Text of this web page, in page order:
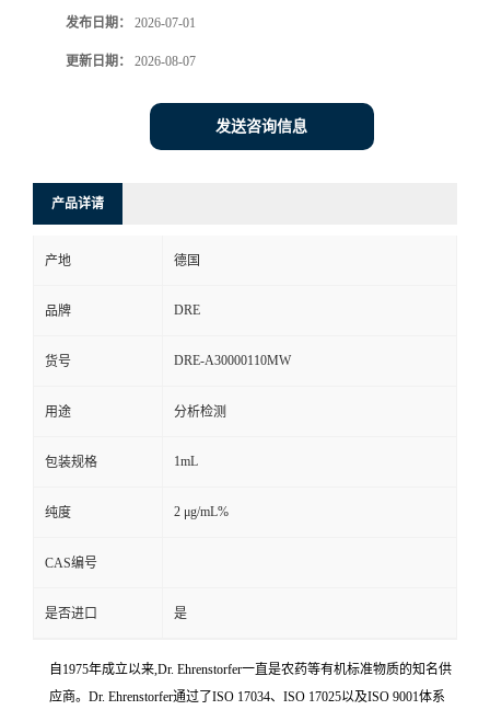
发布日期： 2026-07-01
更新日期： 2026-08-07
发送咨询信息
产品详请
产地 德国
品牌 DRE
货号 DRE-A30000110MW
用途 分析检测
包装规格 1mL
纯度 2 μg/mL%
CAS编号
是否进口 是
自1975年成立以来,Dr. Ehrenstorfer一直是农药等有机标准物质的知名供
应商。Dr. Ehrenstorfer通过了ISO 17034、ISO 17025以及ISO 9001体系